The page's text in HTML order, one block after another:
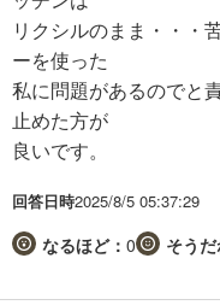
リクシルのまま・・・
ーを使った
私に問題があるのでと
止めた方が
良いです。
回答日時2025/8/5 05:37:29
なるほど： 0 そうだ